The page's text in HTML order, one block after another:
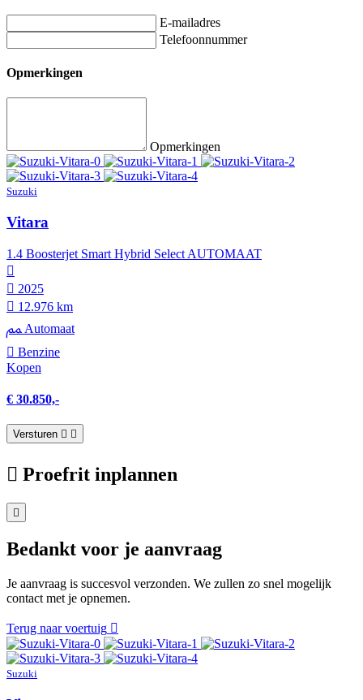
E-mailadres
Telefoonnummer
Opmerkingen
Opmerkingen
Suzuki
Vitara
1.4 Boosterjet Smart Hybrid Select AUTOMAAT
2025
12.976 km
Automaat
Benzine
Kopen
€ 30.850,-
Versturen
Proefrit inplannen
Bedankt voor je aanvraag
Je aanvraag is succesvol verzonden. We zullen zo snel mogelijk
contact met je opnemen.
Terug naar voertuig
Suzuki